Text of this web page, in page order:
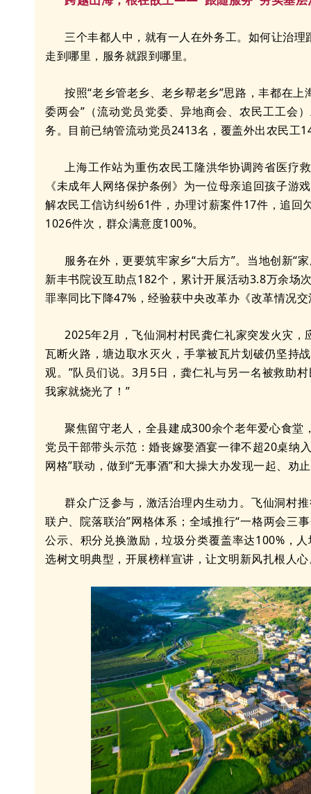
三个丰都人中，就有一人在外务工。如何让治
走到哪里，服务就跟到哪里。
按照“老乡管老乡、老乡帮老乡”思路，丰都在
委两会”（流动党员党委、异地商会、农民工工会
务。目前已纳管流动党员2413名，覆盖外出农民工
上海工作站为重伤农民工隆洪华协调跨省医疗
《未成年人网络保护条例》为一位母亲追回孩子游
解农民工信访纠纷61件，办理讨薪案件17件，追回
1026件次，群众满意度100%。
服务在外，更要筑牢家乡“大后方”。当地创新“
新丰书院设互助点182个，累计开展活动3.8万余场
罪率同比下降47%，经验获中央改革办《改革情况
2025年2月，飞仙洞村村民龚仁礼家突发火灾
瓦断火路，塘边取水灭火，手掌被瓦片划破仍坚持
观。”队员们说。3月5日，龚仁礼与另一名被救助
我家就烧光了！”
聚焦留守老人，全县建成300余个老年爱心食
党员干部带头示范：婚丧嫁娶酒宴一律不超20桌纳
网格”联动，做到“无事酒”和大操大办发现一起、劝
群众广泛参与，激活治理内生动力。飞仙洞村
联户、院落联治”网格体系；全域推行“一格两会三
公示、积分兑换激励，垃圾分类覆盖率达100%，
选树文明典型，开展榜样宣讲，让文明新风扎根人